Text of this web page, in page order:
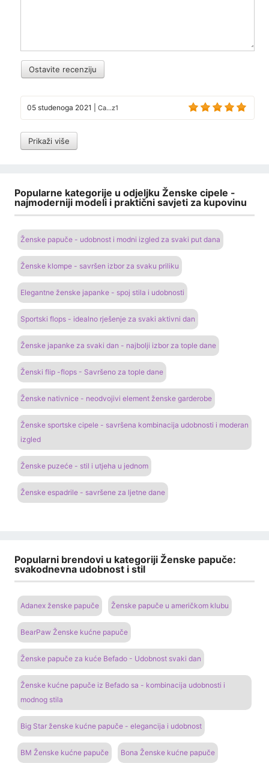
Ostavite recenziju
05 studenoga 2021 Ca...z1
Prikaži više
Popularne kategorije u odjeljku Ženske cipele -
najmoderniji modeli i praktični savjeti za kupovinu
Ženske papuče - udobnost i modni izgled za svaki put dana
Ženske klompe - savršen izbor za svaku priliku
Elegantne ženske japanke - spoj stila i udobnosti
Sportski flops - idealno rješenje za svaki aktivni dan
Ženske japanke za svaki dan - najbolji izbor za tople dane
Ženski flip -flops - Savršeno za tople dane
Ženske nativnice - neodvojivi element ženske garderobe
Ženske sportske cipele - savršena kombinacija udobnosti i moderan
izgled
Ženske puzeće - stil i utjeha u jednom
Ženske espadrile - savršene za ljetne dane
Popularni brendovi u kategoriji Ženske papuče:
svakodnevna udobnost i stil
Adanex ženske papuče Ženske papuče u američkom klubu
BearPaw Ženske kućne papuče
Ženske papuče za kuće Befado - Udobnost svaki dan
Ženske kućne papuče iz Befado sa - kombinacija udobnosti i
modnog stila
Big Star ženske kućne papuče - elegancija i udobnost
BM Ženske kućne papuče Bona Ženske kućne papuče